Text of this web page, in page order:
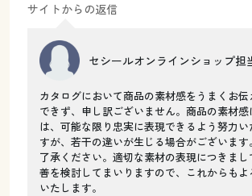
サイトからの返信
セシールオンラインショップ担
カタログにおいて商品の素材感をうまくお
できず、申し訳ございません。商品の素材感
は、可能な限り忠実に表現できるよう努力い
すが、若干の違いが生じる場合がございま
了承ください。適切な素材の表現につきまし
善を検討してまいりますので、これからもよ
いたします。